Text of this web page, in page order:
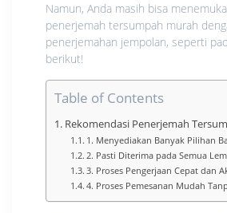
Namun, Anda masih bisa
penerjemah tersumpah murah
penerjemahan jempolan, seperti
berikut!
Table of Contents
Rekomendasi Penerjemah
1. Menyediakan Banyak Pilihan
2. Pasti Diterima pada Semua
3. Proses Pengerjaan Cepat dan
4. Proses Pemesanan Mudah